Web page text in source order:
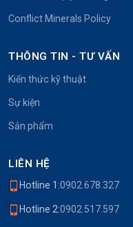
Conflict Minerals Policy
THÔNG TIN - TƯ VẤN
Kiến thức kỹ thuật
Sự kiện
Sản phẩm
LIÊN HỆ
Hotline 1:0902.678.327
Hotline 2:0902.517.597